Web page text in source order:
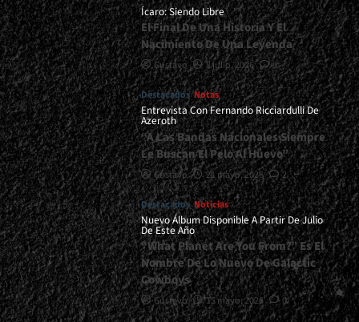
Ícaro: Siendo Libre
El Final De Una Historia Y El
Nacimiento De Una Leyenda
Gustavo 8 julio, 2026 0
Destacados Notas
Entrevista Con Fernando Ricciardulli De
Azeroth
“A Las Bandas Nacionales Siempre
Le Buscan El Pelo Al Huevo”
Gustavo 21 mayo, 2026 2
Destacados Noticias
Nuevo Álbum Disponible A Partir De Julio
De Este Año
“What Planet Are You From?” Es El
Nombre De Lo Nuevo De Galactic
Cowboys
Gustavo 15 mayo, 2026 0